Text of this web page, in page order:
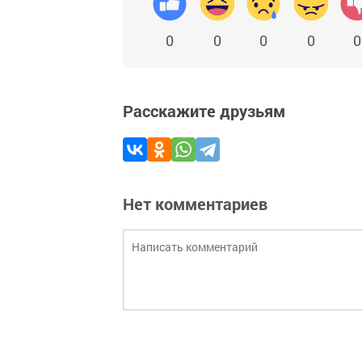
0 0 0 0 0
Расскажите друзьям
Нет комментариев